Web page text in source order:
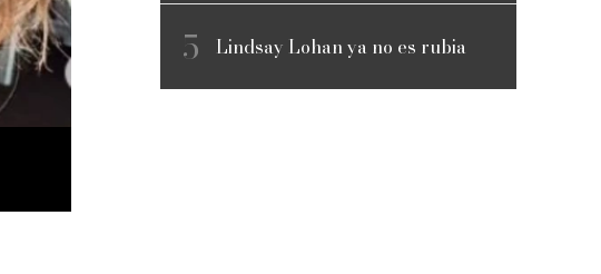
Lindsay Lohan ya no es rubia